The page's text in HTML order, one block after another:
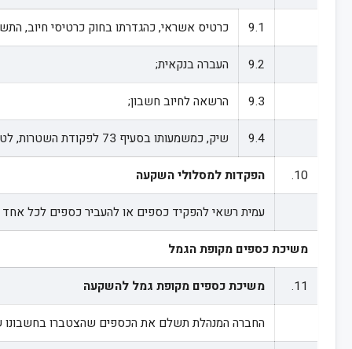
9.1 כרטיס אשראי, כהגדרתו בחוק כרטיסי חיוב, התשמ"ו-
9.2 העברה בנקאית;
9.3 הרשאה לחיוב חשבון;
9.4 שיק, כמשמעותו בסעיף 73 לפקודת השטרות, לטובת קופת הגמל בלבד.
10. הפקדות למסלולי השקעה
עמית רשאי להפקיד כספים או להעביר כספים
משיכת כספים מקופת הגמל
11. משיכת כספים מקופת גמל להשקעה
החברה המנהלת תשלם את הכספים שהצטברו בחשבונו